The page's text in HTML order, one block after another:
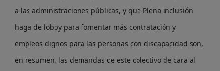
a las administraciones públicas, y que Plena inclusión
haga de lobby para fomentar más contratación y
empleos dignos para las personas con discapacidad son,
en resumen, las demandas de este colectivo de cara al